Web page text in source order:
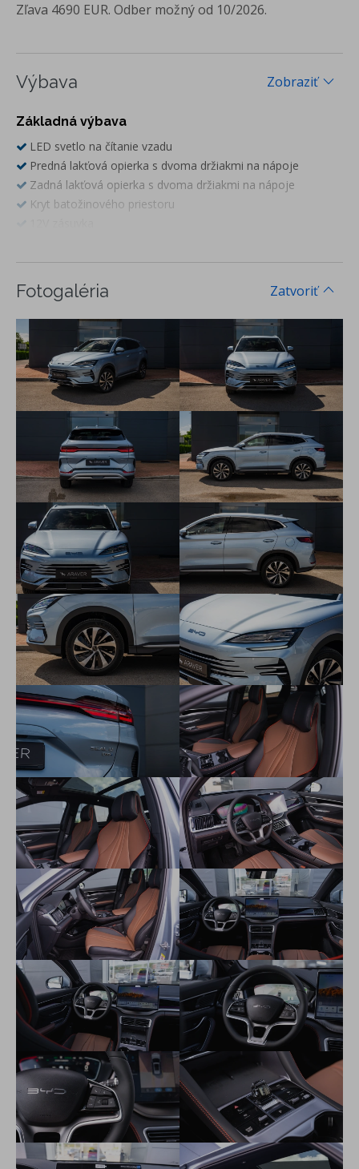
Zľava 4690 EUR. Odber možný od 10/2026.
Zobraziť
Výbava
Základná výbava
LED svetlo na čítanie vzadu
Predná lakťová opierka s dvoma držiakmi na nápoje
Zadná lakťová opierka s dvoma držiakmi na nápoje
Kryt batožinového priestoru
vzduchu
12,3" TFT full LCD prístrojový panel
15,6" elektricky otočný, dotykový displej infotainmentu
Systém ochrany pred odcudzením vozidla
Automatický zámok
Tlačidlo pre núdzové volanie (eCall)
Predné a zadné parkovacie senzory
Inteligentná kontrola obmedzenie rýchlosťi (ISLC)
360° kamera
Systém monitorovania únavy vodiča (DAW)
Sledovanie mŕtveho uhla (BSD)
Inteligentný brzdový systém (IPB)
Antiblokovací brzdový systém (ABS)
Adaptívný tempomat (ACC) a inteligentný tempomat (ICC)
Asistent núdzového udržania v jazdnom pruhu (ELKA)
Elektrická parkovacia brzda (EPB)
Automatické núdzové brzdenie (AEB)
Upozornenie na premávku pred vozidlom( FCTA) a núdzové
brzdenie pri detekcii premávky pred vozidlom(FCTB)
Upozornenie na premávku za vozidlom( RCTA) a núdzové
brzdenie pri cúvaní(RCTB)
Asistent udržania v jazdnom pruhu (LKA)
Rozpoznávanie dopravných značiek (TSR)
Prediktívne varovanie pred kolíziou (PCW)
Upozornenie na čelnú zrážku (FCW)
Varovanie pred zrážkou pri cúvaní (RCW)
Auto Hold (automatické podržanie na mieste)
Trakčná kontrola (TCS)
Elektronické rozdelovanie brzdnej sily (EBD)
Systém dynamickej kontroly stability vozidla (VDC)
Komfortné brzdenie (CST)
Upozornenie na nebezpečenstvo počas otvorenia dverí
(DOW)
Asistent zjazdu z kopca (HDC)
Hydraulický posilňovač bŕzd (HBB)
Regulátor pomalého parkovanie (CDP)
Vehicle Dynamics Control (VDC)
Asistent rozjazdu do kopca (HHC)
Systém kontroly prevrátenia (RMI)
Systém potlačenia bŕzd (BOS)
Funkcia Vehicle-to-Load (V2L)
Jazdné režimy: Eco,Normal,Sport,Sneh, Blato
Bluetooth pripojenie
2x Inteligentný kľúč
Bezkľúčové odomykanie a štartovanie
Palubná nabíjačka 11kW (OBC)
Metalická farba
LED predné svetlomety, automatické zapínanie a vypínanie
Zatvoriť
Fotogaléria